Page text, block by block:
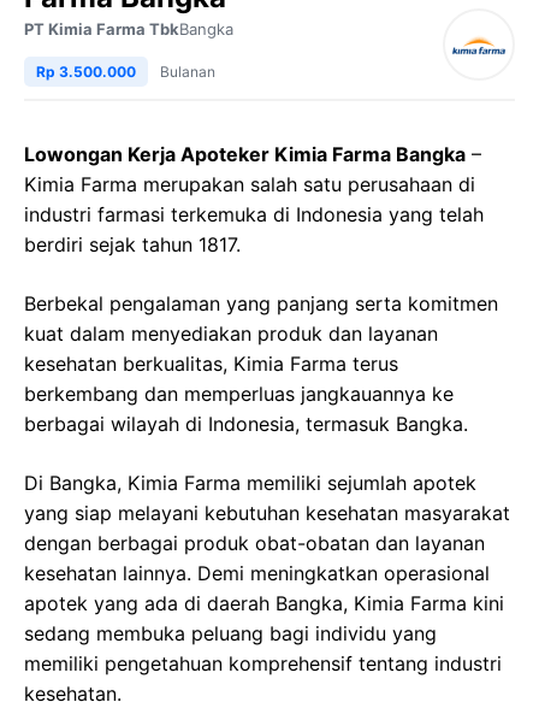
PT Kimia Farma TbkBangka
Rp 3.500.000 Bulanan
Lowongan Kerja Apoteker Kimia Farma Bangka –
Kimia Farma merupakan salah satu perusahaan di
industri farmasi terkemuka di Indonesia yang telah
berdiri sejak tahun 1817.
Berbekal pengalaman yang panjang serta komitmen
kuat dalam menyediakan produk dan layanan
kesehatan berkualitas, Kimia Farma terus
berkembang dan memperluas jangkauannya ke
berbagai wilayah di Indonesia, termasuk Bangka.
Di Bangka, Kimia Farma memiliki sejumlah apotek
yang siap melayani kebutuhan kesehatan masyarakat
dengan berbagai produk obat-obatan dan layanan
kesehatan lainnya. Demi meningkatkan operasional
apotek yang ada di daerah Bangka, Kimia Farma kini
sedang membuka peluang bagi individu yang
memiliki pengetahuan komprehensif tentang industri
kesehatan.